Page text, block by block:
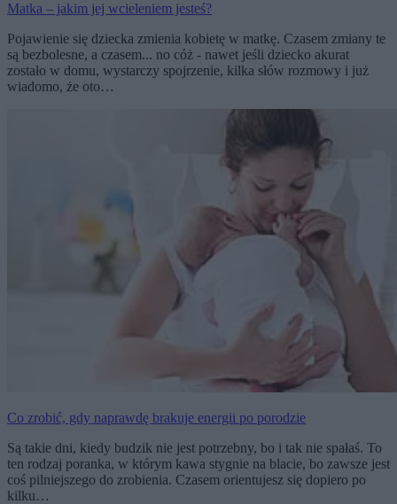
Matka – jakim jej wcieleniem jesteś?
Pojawienie się dziecka zmienia kobietę w matkę. Czasem zmiany te
są bezbolesne, a czasem... no cóż - nawet jeśli dziecko akurat
zostało w domu, wystarczy spojrzenie, kilka słów rozmowy i już
wiadomo, że oto…
Co zrobić, gdy naprawdę brakuje energii po porodzie
Są takie dni, kiedy budzik nie jest potrzebny, bo i tak nie spałaś. To
ten rodzaj poranka, w którym kawa stygnie na blacie, bo zawsze jest
coś pilniejszego do zrobienia. Czasem orientujesz się dopiero po
kilku…